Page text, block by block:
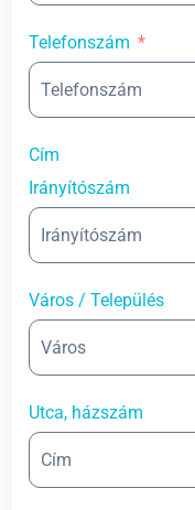
Telefonszám
Cím
Irányítószám
Város / Település
Utca, házszám